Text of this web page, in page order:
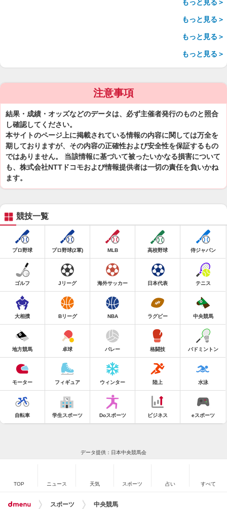
もっと見る＞
もっと見る＞
もっと見る＞
もっと見る＞
注意事項
結果・成績・オッズなどのデータは、必ず主催者発行のものと照合
し確認してください。
本サイトのページ上に掲載されている情報の内容に関しては万全を
期しておりますが、その内容の正確性および安全性を保証するもの
ではありません。 当該情報に基づいて被ったいかなる損害について
も、株式会社NTTドコモおよび情報提供者は一切の責任を負いかね
ます。
競技一覧
プロ野球 プロ野球(2軍) MLB 高校野球 侍ジャパン
ゴルフ Jリーグ 海外サッカー 日本代表 テニス
大相撲 Bリーグ NBA ラグビー 中央競馬
地方競馬 卓球 バレー 格闘技 バドミントン
モーター フィギュア ウィンター 陸上 水泳
自転車 学生スポーツ Doスポーツ ビジネス eスポーツ
データ提供：日本中央競馬会
TOP ニュース 天気 スポーツ 占い すべて
スポーツ 中央競馬